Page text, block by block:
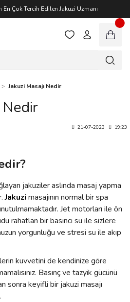
En Çok Tercih Edilen Jakuzi Uzmanı
Jakuzi Masajı Nedir
Nedir
21-07-2023 19:23
jakuziler aslında masaj yapma
Jakuzi masajının normal bir spa
Jet motorları ile ön
rahatlan bir basıncı su ile sizlere
yorgunluğu ve stresi su ile akıp
kuvvetini de kendinize göre
Basınç ve tazyik gücünü
sonra keyifli bir jakuzi masajı